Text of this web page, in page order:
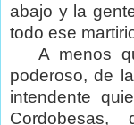
abajo y la
todo ese
A menos
poderoso, de
intendente